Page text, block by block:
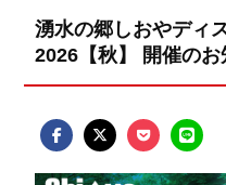
湧水の郷しおやディ
2026【秋】 開催のお